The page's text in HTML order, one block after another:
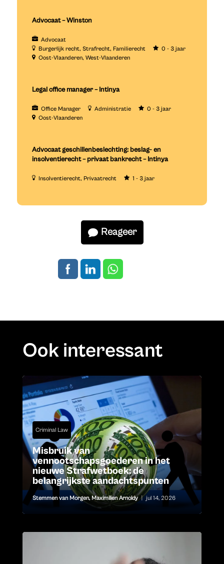
Advocaat – Winston
Advocaat
Burgerlijk recht Strafrecht Familierecht
0 - 3 jaar
Oost-Vlaanderen West-Vlaanderen
Legal office manager – Intinya
Office Manager Administratie
0 - 3 jaar
Oost-Vlaanderen
Advocaat geschillenbeslechting: beslag- en
insolventierecht – privaat bankrecht – Intinya
Insolventierecht Privaatrecht 1 - 3 jaar
Reageer
Ook interessant
Criminal Law
Misbruik van
vennootschapsgoederen in het
nieuwe Strafwetboek: de
belangrijkste aandachtspunten
Stemmen van Morgen, Maximilien Arnoldy | jul 14, 2026